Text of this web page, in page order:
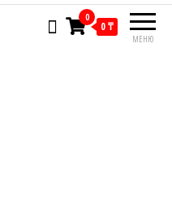
МЕНЮ
0
0 ₸